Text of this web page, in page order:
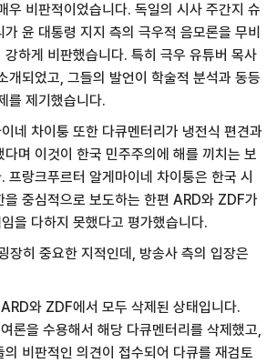
우 비판적이었습니다. 독일의 시사 주간지 슈
윤 대통령 지지 측의 극우적 음모론을 무비
하게 비판했습니다. 특히 극우 유튜버 목사
개되었고, 그들의 발언이 학술적 분석과 동등
를 제기했습니다.
네 차이퉁 또한 다큐멘터리가 냉전식 편견과
며 이것이 한국 민주주의에 해를 끼치는 보
프랑크푸르터 알게마이네 차이퉁은 한국 시
을 중심적으로 보도하는 한편 ARD와 ZDF가
을 다하지 못했다고 평가했습니다.
장히 중요한 지적인데, 방송사 측의 입장은
와 ZDF에서 모두 삭제된 상태입니다.
론을 수용해서 해당 다큐멘터리를 삭제했고,
비판적인 의견이 접수되어 다큐를 재검토